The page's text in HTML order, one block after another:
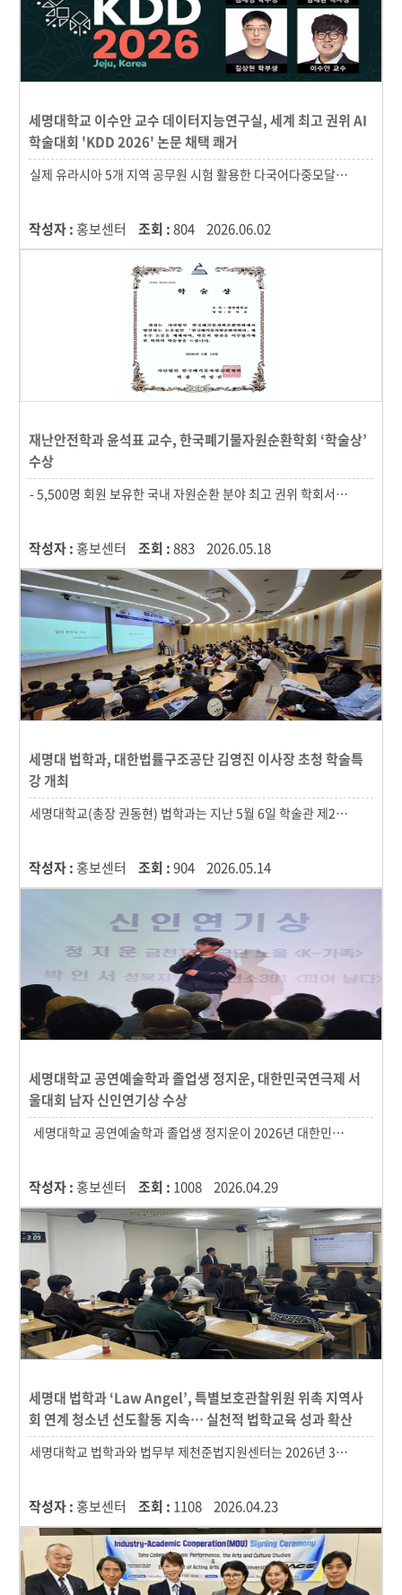
세명대학교 이수안 교수 데이터지능연구실, 세계 최고 권위 AI
학술대회 'KDD 2026' 논문 채택 쾌거
작성자 : 홍보센터 조회 :804 2026.06.02
재난안전학과 윤석표 교수, 한국폐기물자원순환학회 ‘학술상’
수상
작성자 : 홍보센터 조회 :883 2026.05.18
세명대 법학과, 대한법률구조공단 김영진 이사장 초청 학술특
강 개최
작성자 : 홍보센터 조회 :904 2026.05.14
세명대학교 공연예술학과 졸업생 정지운, 대한민국연극제 서
울대회 남자 신인연기상 수상
작성자 : 홍보센터 조회 : 1008 2026.04.29
세명대 법학과 ‘Law Angel’, 특별보호관찰위원 위촉 지역사
회 연계 청소년 선도활동 지속… 실천적 법학교육 성과 확산
작성자 : 홍보센터 조회 : 1108 2026.04.23